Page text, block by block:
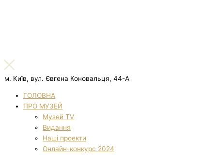
м. Київ, вул. Євгена Коновальця, 44-А
ГОЛОВНА
ПРО МУЗЕЙ
Музей TV
Видання
Наші проекти
Онлайн-конкурс 2024